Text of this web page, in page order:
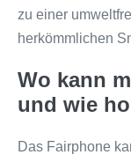
zu einer
herkömmlichen
Wo kann
und wie
Das Fairphone